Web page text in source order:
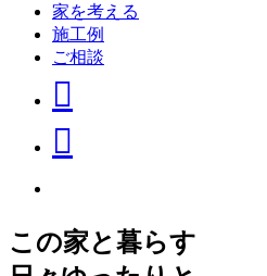
家を考える
施工例
ご相談
この家と暮らす